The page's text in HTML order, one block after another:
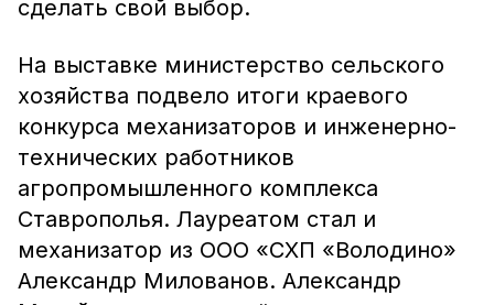
сделать свой выбор.
На выставке министерство сельского
хозяйства подвело итоги краевого
конкурса механизаторов и инженерно-
технических работников
агропромышленного комплекса
Ставрополья. Лауреатом стал и
механизатор из ООО «СХП «Володино»
Александр Милованов. Александр